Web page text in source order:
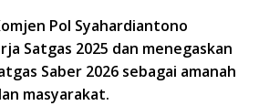
Pol Syahardiantono
Satgas 2025 dan menegaskan
Saber 2026 sebagai amanah
masyarakat.